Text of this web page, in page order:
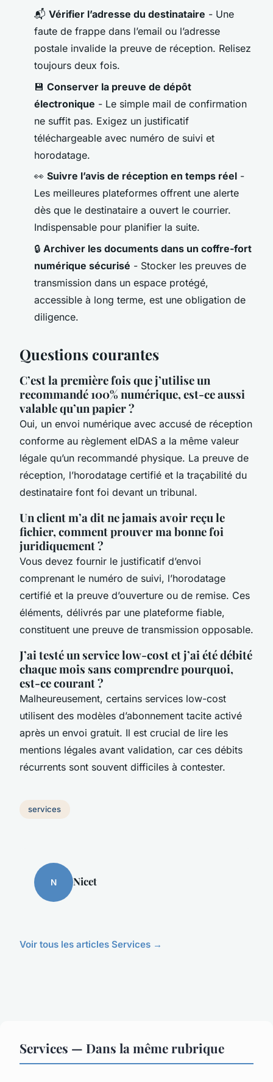
📬 Vérifier l’adresse du destinataire - Une
faute de frappe dans l’email ou l’adresse
postale invalide la preuve de réception. Relisez
toujours deux fois.
💾 Conserver la preuve de dépôt
électronique - Le simple mail de confirmation
ne suffit pas. Exigez un justificatif
téléchargeable avec numéro de suivi et
horodatage.
👀 Suivre l’avis de réception en temps réel -
Les meilleures plateformes offrent une alerte
dès que le destinataire a ouvert le courrier.
Indispensable pour planifier la suite.
🔒 Archiver les documents dans un coffre-fort
numérique sécurisé - Stocker les preuves de
transmission dans un espace protégé,
accessible à long terme, est une obligation de
diligence.
Questions courantes
C’est la première fois que j’utilise un
recommandé 100% numérique, est-ce aussi
valable qu’un papier ?
Oui, un envoi numérique avec accusé de réception
conforme au règlement eIDAS a la même valeur
légale qu’un recommandé physique. La preuve de
réception, l’horodatage certifié et la traçabilité du
destinataire font foi devant un tribunal.
Un client m’a dit ne jamais avoir reçu le
fichier, comment prouver ma bonne foi
juridiquement ?
Vous devez fournir le justificatif d’envoi
comprenant le numéro de suivi, l’horodatage
certifié et la preuve d’ouverture ou de remise. Ces
éléments, délivrés par une plateforme fiable,
constituent une preuve de transmission opposable.
J’ai testé un service low-cost et j’ai été débité
chaque mois sans comprendre pourquoi,
est-ce courant ?
Malheureusement, certains services low-cost
utilisent des modèles d’abonnement tacite activé
après un envoi gratuit. Il est crucial de lire les
mentions légales avant validation, car ces débits
récurrents sont souvent difficiles à contester.
services
N Nicet
Voir tous les articles Services →
Services — Dans la même rubrique